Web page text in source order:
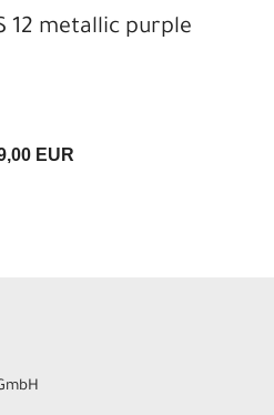
12 metallic purple
EUR